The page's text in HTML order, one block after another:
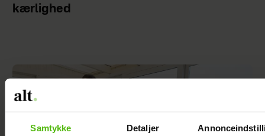
Samtykke Detaljer
kærlighed